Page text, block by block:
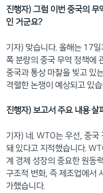
진행자) 그럼 이번 중국의
인 거군요?
기자) 맞습니다. 올해는 17
쪽 분량의 중국 무역 정책에
중국과 통상 마찰을 빚고 있
격렬한 논쟁이 예상되고 있습
진행자) 보고서 주요 내용 살
기자) 네. WTO는 우선, 중국
돼 있다고 지적했습니다.
계 경제 성장의 중요한 원동
구조적 변화, 즉 제조업에서
가했습니다.